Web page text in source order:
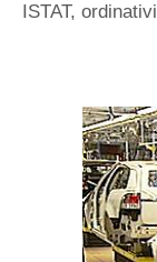
ISTAT, ordinativi